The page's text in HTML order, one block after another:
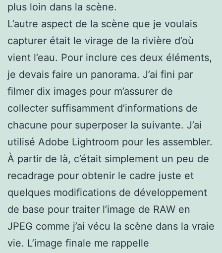
plus loin dans la scène.
L’autre aspect de la scène que je voulais
capturer était le virage de la rivière d’où
vient l’eau. Pour inclure ces deux éléments,
je devais faire un panorama. J’ai fini par
filmer dix images pour m’assurer de
collecter suffisamment d’informations de
chacune pour superposer la suivante. J’ai
utilisé Adobe Lightroom pour les assembler.
À partir de là, c’était simplement un peu de
recadrage pour obtenir le cadre juste et
quelques modifications de développement
de base pour traiter l’image de RAW en
JPEG comme j’ai vécu la scène dans la vraie
vie. L’image finale me rappelle